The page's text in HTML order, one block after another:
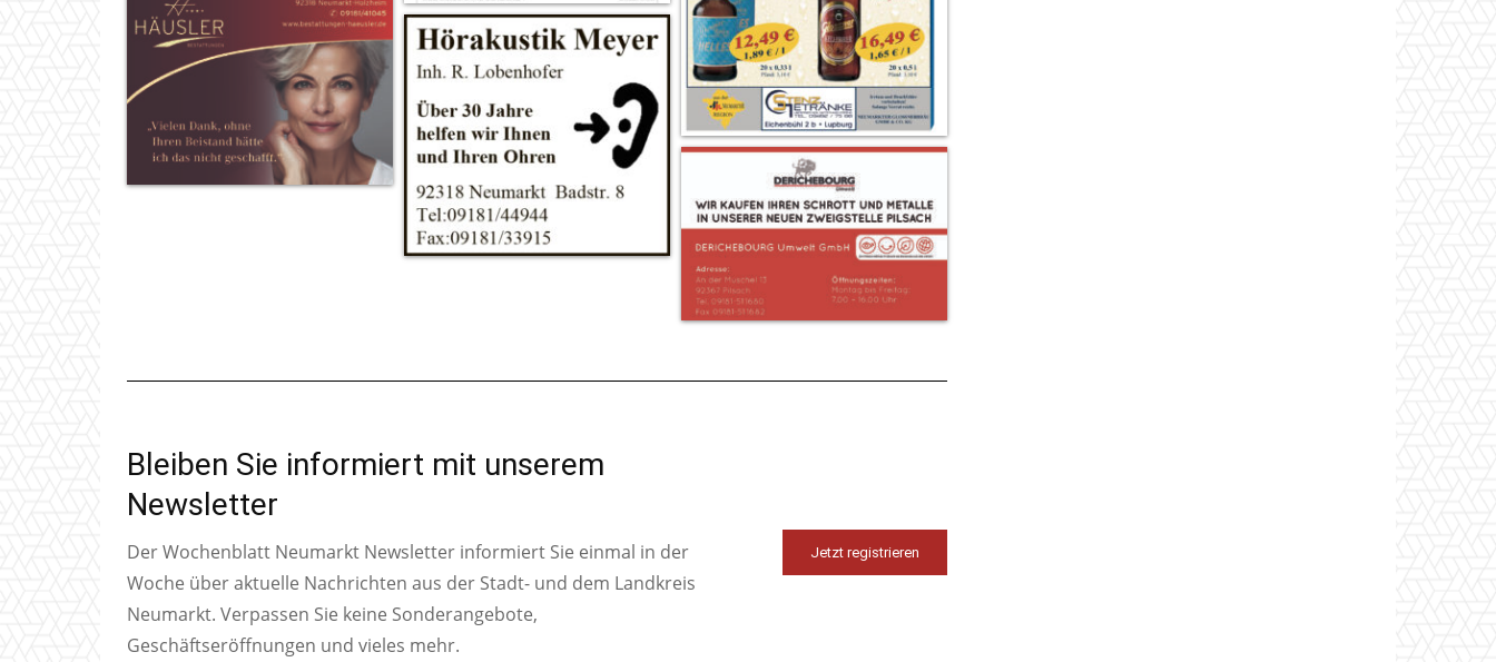
Bleiben Sie informiert mit unserem
Newsletter
Der Wochenblatt Neumarkt Newsletter informiert Sie einmal in der
Woche über aktuelle Nachrichten aus der Stadt- und dem Landkreis
Neumarkt. Verpassen Sie keine Sonderangebote,
Geschäftseröffnungen und vieles mehr.
Jetzt registrieren